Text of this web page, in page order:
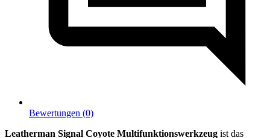
Bewertungen (0)
Leatherman Signal Coyote Multifunktionswerkzeug ist das